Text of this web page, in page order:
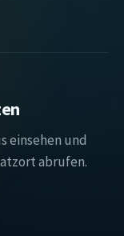
einsehen und
abrufen.